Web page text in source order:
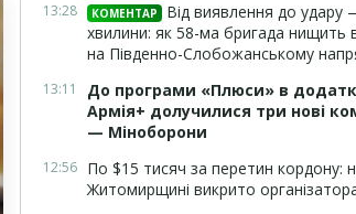
13:28 КОМЕНТАР
Від виявлення до удару
хвилини: як 58-ма бригада нищить
на Південно-Слобожанському
13:11
До програми «Плюси» в
Армія+ долучилися три нові
— Міноборони
12:56 По $15 тисяч за перетин кордону:
Житомирщині викрито